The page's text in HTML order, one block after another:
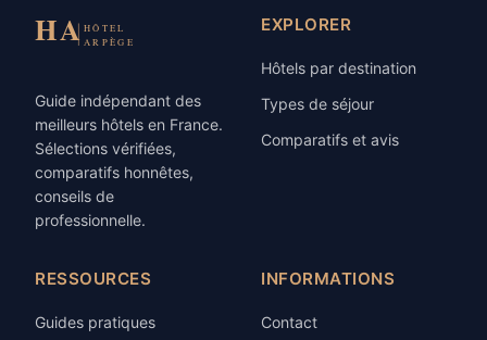
Guide indépendant des
meilleurs hôtels en France.
Sélections vérifiées,
comparatifs honnêtes,
conseils de
professionnelle.
EXPLORER
Hôtels par destination
Types de séjour
Comparatifs et avis
RESSOURCES
Guides pratiques
INFORMATIONS
Contact